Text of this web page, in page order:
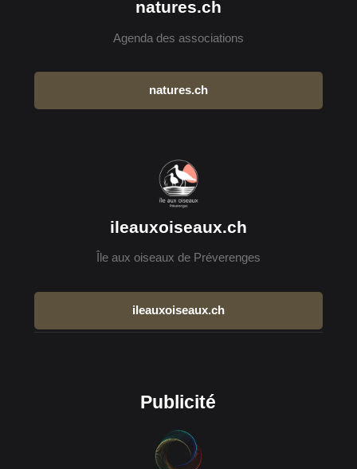
natures.ch
Agenda des associations
natures.ch
ileauxoiseaux.ch
Île aux oiseaux de Préverenges
ileauxoiseaux.ch
Publicité